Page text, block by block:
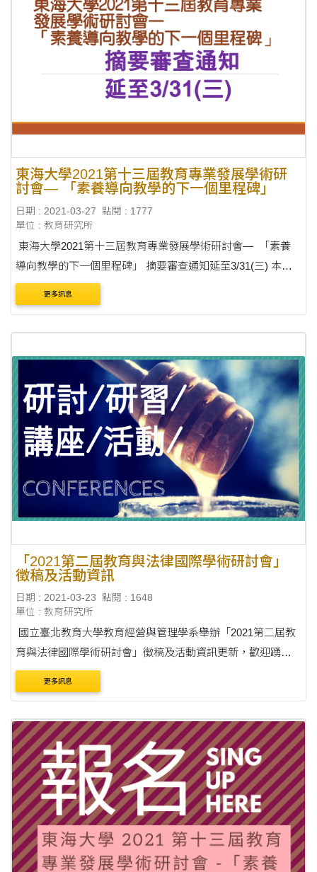
東海大學2021第十三屆教育專業發展學術研
討會— 「素養導向教學的下一個里程碑」
日期 : 2021-03-27
點閱 : 1777
單位 : 教育研究所
東海大學2021第十三屆教育專業發展學術研討會— 「素養
導向教學的下一個里程碑」 摘要審查通知延至3/31(三) 本研
討會原訂摘要經審查委員會審核通過者，於110年3月27日前
通知。 今因稿源篇數較多，擬延....
更多訊息
「2021第二屆教育與法律國際學術研討會」
徵稿及活動資訊
日期 : 2021-03-23
點閱 : 1648
單位 : 教育研究所
國立臺北教育大學教育經營與管理學系舉辦「2021第二屆教
育與法律國際學術研討會」徵稿及活動資訊更新，歡迎踴躍
投稿。 詳請見附件。
更多訊息